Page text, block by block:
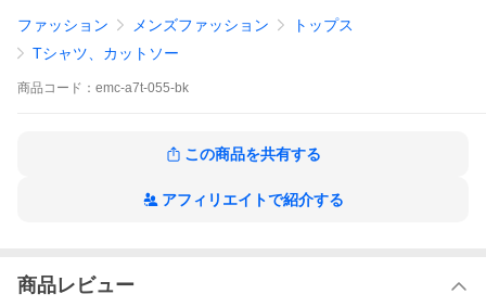
ファッション メンズファッション
トップス
Tシャツ、カットソー
商品 コード： emc-a7t-055-bk
この商品を共有する
アフィリエイトで紹介する
商品レビュー